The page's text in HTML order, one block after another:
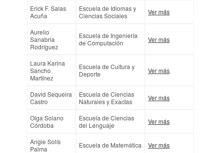
Erick F. Salas
Acuña
Escuela de Idiomas y
Ciencias Sociales
Ver más
Aurelio
Sanabria
Rodríguez
Escuela de Ingeniería
de Computación
Ver más
Laura Karina
Sancho
Martínez
Escuela de Cultura y
Deporte
Ver más
David Sequeira
Castro
Escuela de Ciencias
Naturales y Exactas
Ver más
Olga Solano
Córdoba
Escuela de Ciencias
del Lenguaje
Ver más
Angie Solís
Palma
Escuela de Matemática Ver más